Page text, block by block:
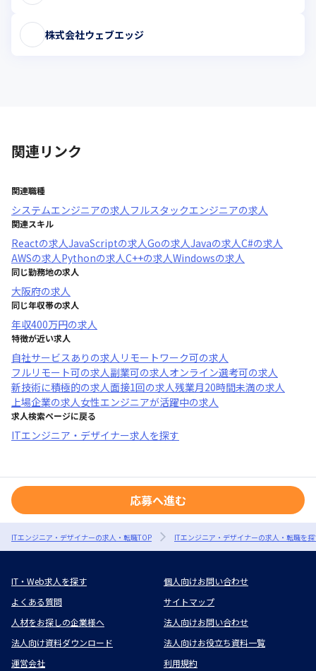
株式会社ウェブエッジ
関連リンク
関連職種
システムエンジニアの求人フルスタックエンジニアの求人
関連スキル
Reactの求人JavaScriptの求人Goの求人Javaの求人C#の求人
AWSの求人Pythonの求人C++の求人Windowsの求人
同じ勤務地の求人
大阪府の求人
同じ年収帯の求人
年収400万円の求人
特徴が近い求人
自社サービスあり の求人 リモートワーク可の求人
フルリモート可の求人副業可の求人オンライン選考可の求人
新技術に積極的の求人面接1回の求人残業月20時間未満の求人
上場企業の求人女性エンジニアが活躍中の求人
求人検索ページに戻る
ITエンジニア・デザイナー求人を探す
応募へ進む
ITエンジニア・デザイナーの求人・転職TOP ITエンジニア・デザイナーの求人・転職を
IT・Web求人を探す
個人向けお問い合わせ
よくある質問
サイトマップ
人材をお探しの企業様へ
法人向けお問い合わせ
法人向け資料ダウンロード
法人向けお役立ち資料一覧
運営会社
利用規約